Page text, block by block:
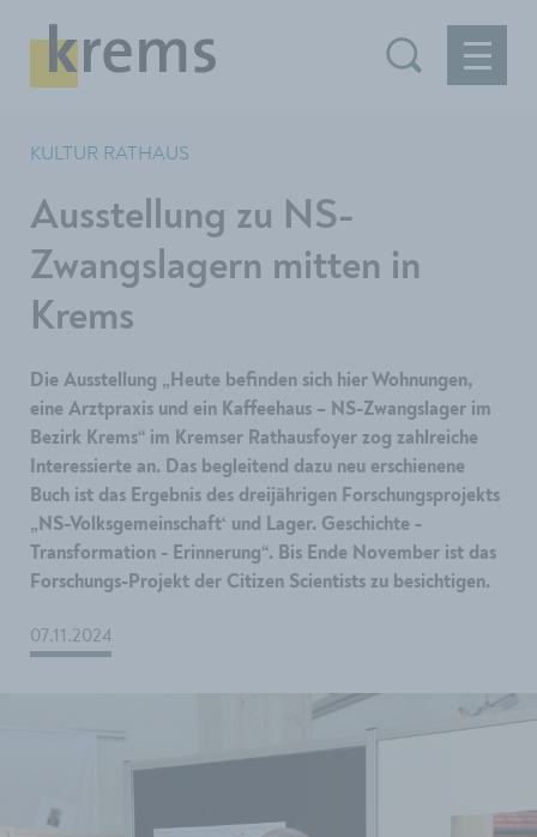
KULTUR RATHAUS
Ausstellung zu NS-
Zwangslagern mitten in
Krems
Die Ausstellung „Heute befinden sich hier Wohnungen,
eine Arztpraxis und ein Kaffeehaus – NS-Zwangslager im
Bezirk Krems“ im Kremser Rathausfoyer zog zahlreiche
Interessierte an. Das begleitend dazu neu erschienene
Buch ist das Ergebnis des dreijährigen Forschungsprojekts
„NS-Volksgemeinschaft‘ und Lager. Geschichte -
Transformation - Erinnerung“. Bis Ende November ist das
Forschungs-Projekt der Citizen Scientists zu besichtigen.
07.11.2024